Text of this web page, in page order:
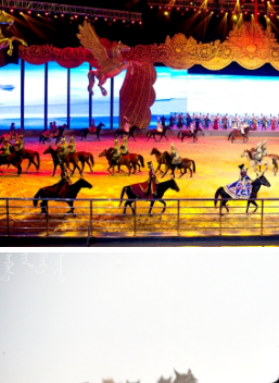















